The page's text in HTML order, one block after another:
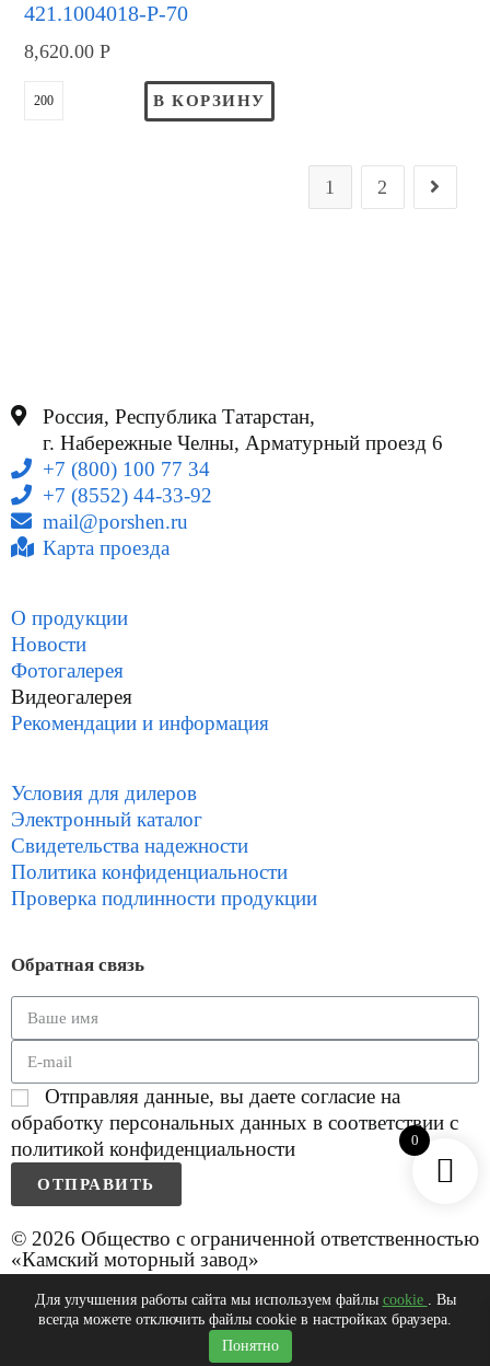
421.1004018-Р-70
8,620.00Р
В КОРЗИНУ
1 2
Россия, Республика Татарстан,
г. Набережные Челны, Арматурный проезд 6
+7 (800) 100 77 34
+7 (8552) 44-33-92
mail@porshen.ru
Карта проезда
О продукции
Новости
Фотогалерея
Видеогалерея
Рекомендации и информация
Условия для дилеров
Электронный каталог
Свидетельства надежности
Политика конфиденциальности
Проверка подлинности продукции
Обратная связь
Отправляя данные, вы даете согласие на
обработку персональных данных в соответствии с
политикой конфиденциальности
ОТПРАВИТЬ
© 2026 Общество с ограниченной ответственностью
«Камский моторный завод»
0
Корзина
0
Для улучшения работы сайта мы используем файлы cookie . Вы
всегда можете отключить файлы cookie в настройках браузера.
Понятно